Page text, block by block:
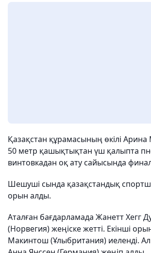
Қазақстан құрамасының өкілі
50 метр қашықтықтан үш қалыпта
винтовкадан оқ ату сайысында
Шешуші сында қазақстандық
орын алды.
Аталған бағдарламада Жанетт Хегг
(Норвегия) жеңіске жетті. Екінші
Макинтош (Ұлыбритания) иеленді.